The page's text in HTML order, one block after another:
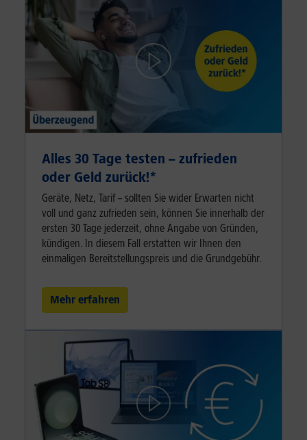
Alles 30 Tage testen – zufrieden
oder Geld zurück!⁠*
Geräte, Netz, Tarif – sollten Sie wider Erwarten nicht
voll und ganz zufrieden sein, können Sie innerhalb der
ersten 30 Tage jederzeit, ohne Angabe von Gründen,
kündigen. In diesem Fall erstatten wir Ihnen den
einmaligen Bereitstellungspreis und die Grundgebühr.
Mehr erfahren